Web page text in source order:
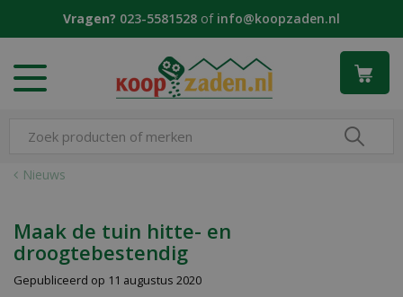
Nieuws
Vragen? 023-5581528 of info@koopzaden.nl
Maak de tuin hitte- en
droogtebestendig
Gepubliceerd op 11 augustus 2020